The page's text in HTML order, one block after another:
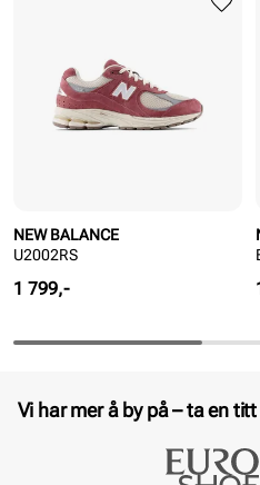
NEW BALANCE
U2002RS
Pris
1 799,-
Vi har mer å by på – ta en